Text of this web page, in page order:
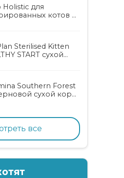
Holistic для
котов и
Sterilised Kitten
START сухой
Southern Forest
сухой корм
и овощами
все